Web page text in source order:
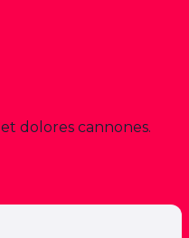
dolores cannones.